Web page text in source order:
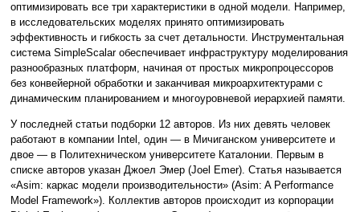
оптимизировать все три характеристики в одной модели. Например,
в исследовательских моделях принято оптимизировать
эффективность и гибкость за счет детальности. Инструментальная
система SimpleScalar обеспечивает инфраструктуру моделирования
разнообразных платформ, начиная от простых микропроцессоров
без конвейерной обработки и заканчивая микроархитектурами с
динамическим планированием и многоуровневой иерархией памяти.
У последней статьи подборки 12 авторов. Из них девять человек
работают в компании Intel, один — в Мичиганском университете и
двое — в Политехническом университете Каталонии. Первым в
списке авторов указан Джоел Эмер (Joel Emer). Статья называется
«Asim: каркас модели производительности» (Asim: A Performance
Model Framework»). Коллектив авторов происходит из корпорации